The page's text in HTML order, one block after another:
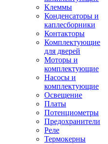
Клеммы
Конденсаторы и
каплесборники
Контакторы
Комплектующие
для дверей
Моторы и
комплектующие
Насосы и
комплектующие
Освещение
Платы
Потенциометры
Предохранители
Реле
Термокерны